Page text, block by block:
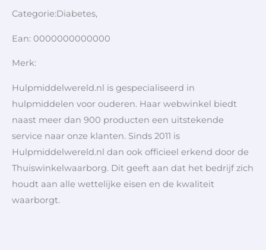
Categorie:Diabetes,
Ean: 0000000000000
Merk:
Hulpmiddelwereld.nl is gespecialiseerd in
hulpmiddelen voor ouderen. Haar webwinkel biedt
naast meer dan 900 producten een uitstekende
service naar onze klanten. Sinds 2011 is
Hulpmiddelwereld.nl dan ook officieel erkend door de
Thuiswinkelwaarborg. Dit geeft aan dat het bedrijf zich
houdt aan alle wettelijke eisen en de kwaliteit
waarborgt.